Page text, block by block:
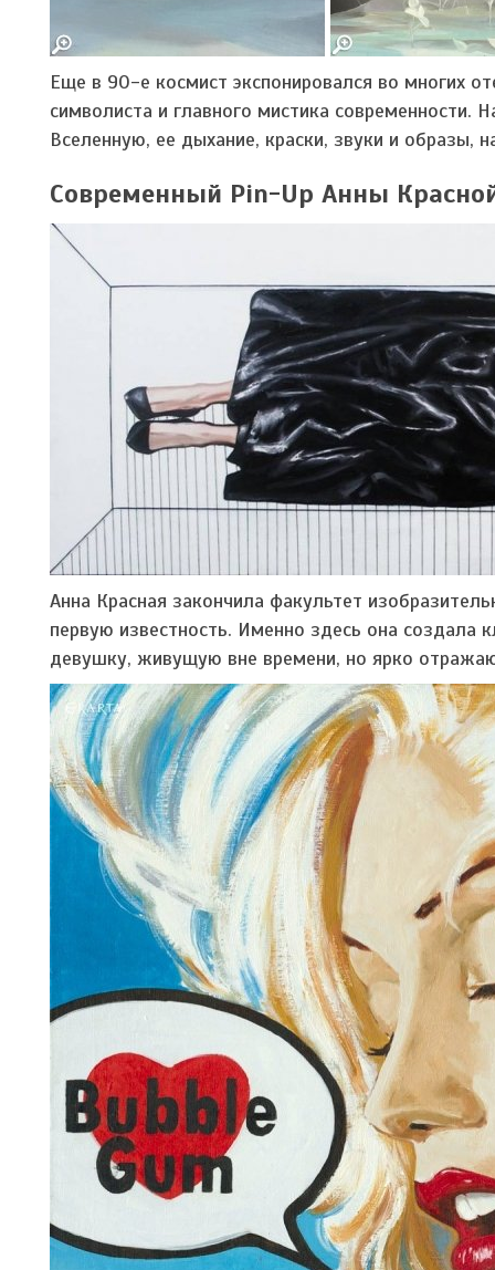
Еще в 90-е космист экспонировался во многих
символиста и главного мистика
Вселенную, ее дыхание, краски, звуки и образы,
Современный Pin-Up Анны
Анна Красная закончила факультет
первую известность. Именно здесь она создала
девушку, живущую вне времени, но ярко